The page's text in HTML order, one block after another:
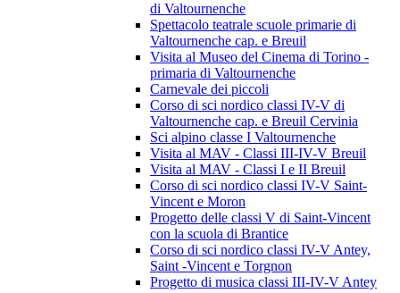
di Valtournenche
Spettacolo teatrale scuole primarie di
Valtournenche cap. e Breuil
Visita al Museo del Cinema di Torino -
primaria di Valtournenche
Carnevale dei piccoli
Corso di sci nordico classi IV-V di
Valtournenche cap. e Breuil Cervinia
Sci alpino classe I Valtournenche
Visita al MAV - Classi III-IV-V Breuil
Visita al MAV - Classi I e II Breuil
Corso di sci nordico classi IV-V Saint-
Vincent e Moron
Progetto delle classi V di Saint-Vincent
con la scuola di Brantice
Corso di sci nordico classi IV-V Antey,
Saint -Vincent e Torgnon
Progetto di musica classi III-IV-V Antey